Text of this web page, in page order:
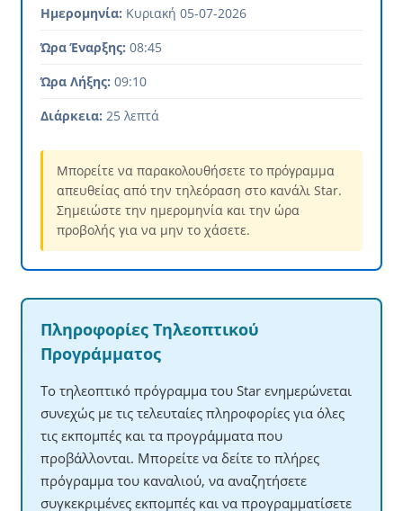
Ημερομηνία: Κυριακή 05-07-2026
Ώρα Έναρξης: 08:45
Ώρα Λήξης: 09:10
Διάρκεια: 25 λεπτά
Μπορείτε να παρακολουθήσετε το πρόγραμμα
απευθείας από την τηλεόραση στο κανάλι Star.
Σημειώστε την ημερομηνία και την ώρα
προβολής για να μην το χάσετε.
Πληροφορίες Τηλεοπτικού
Προγράμματος
Το τηλεοπτικό πρόγραμμα του Star ενημερώνεται
συνεχώς με τις τελευταίες πληροφορίες για όλες
τις εκπομπές και τα προγράμματα που
προβάλλονται. Μπορείτε να δείτε το πλήρες
πρόγραμμα του καναλιού, να αναζητήσετε
συγκεκριμένες εκπομπές και να προγραμματίσετε